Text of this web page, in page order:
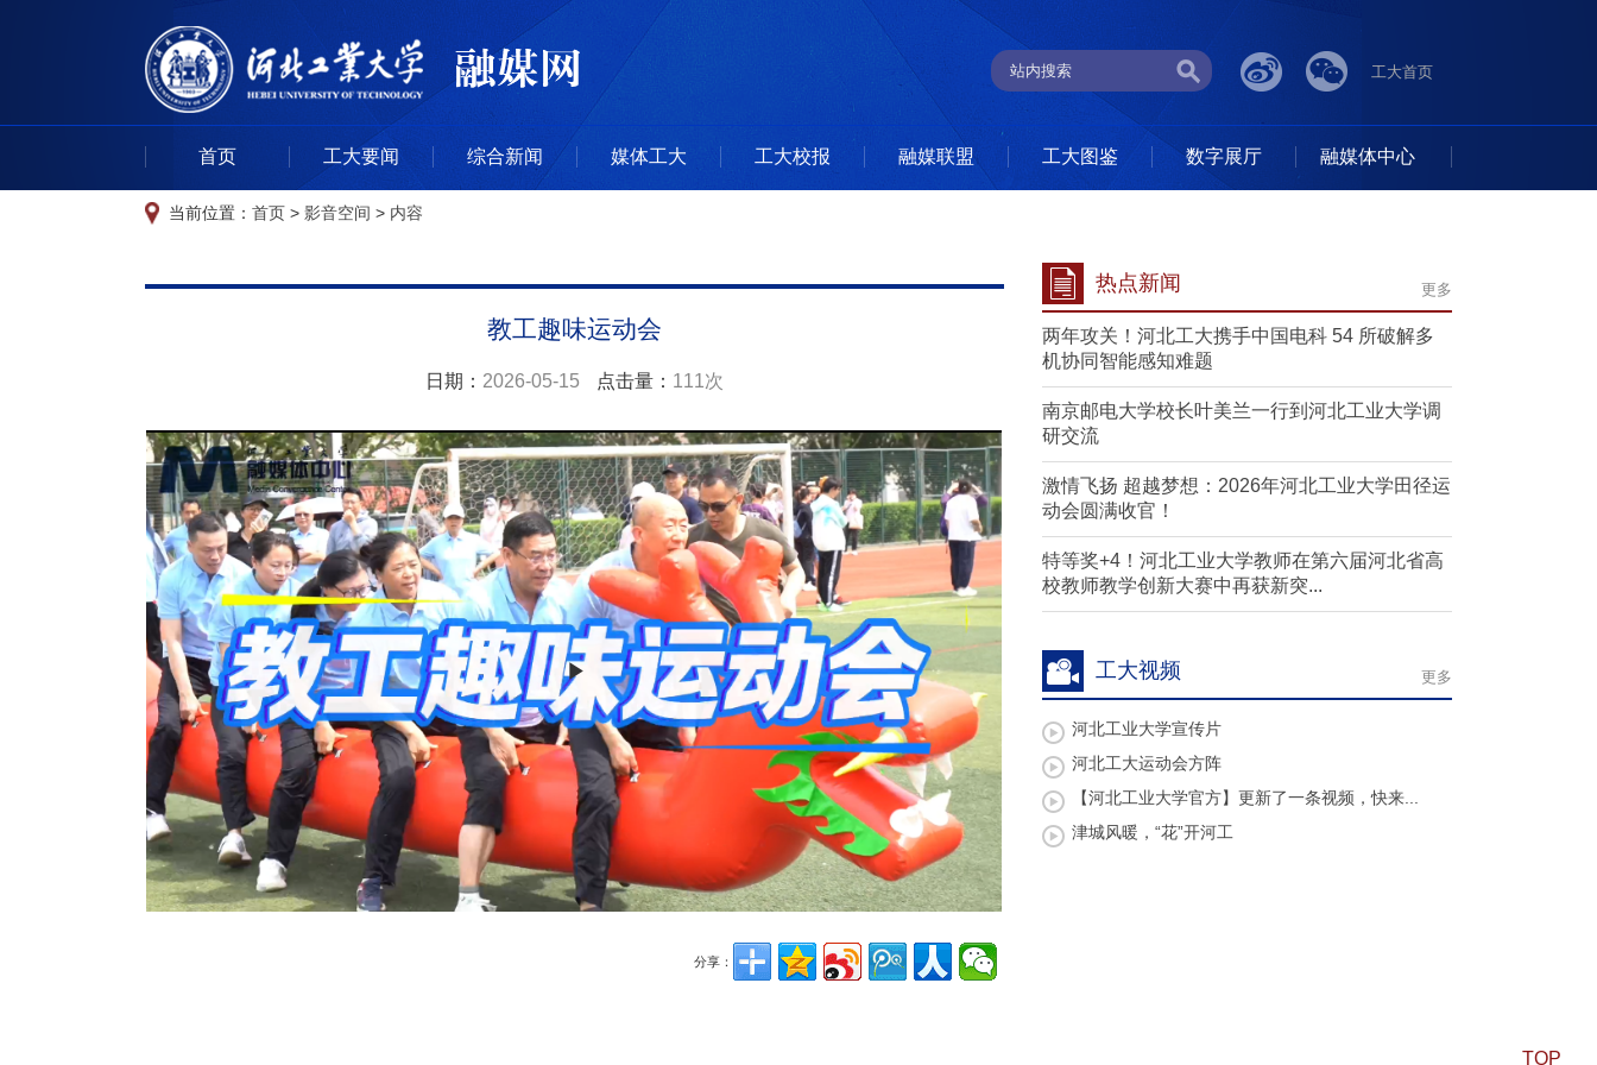
工大首页
首页 工大要闻 综合新闻 媒体工大 工大校报 融媒联盟 工大图鉴 数字展厅 融媒体中心
当前位置： 首页 > 影音空间 > 内容
教工趣味运动会
日期： 2026-05-15 点击量： 111次
Play
Video
分享：
更多
热点新闻
两年攻关！河北工大携手中国电科 54 所破解多
机协同智能感知难题
南京邮电大学校长叶美兰一行到河北工业大学调
研交流
激情飞扬 超越梦想：2026年河北工业大学田径运
动会圆满收官！
特等奖+4！河北工业大学教师在第六届河北省高
校教师教学创新大赛中再获新突...
更多
工大视频
河北工业大学宣传片
河北工大运动会方阵
【河北工业大学官方】更新了一条视频，快来...
津城风暖，“花”开河工
TOP